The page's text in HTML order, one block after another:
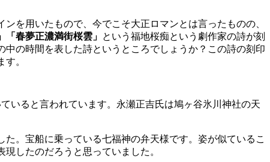
を用いたもので、今でこそ大正ロマンとは言ったものの、
「春夢正濃満街桜雲」 という福地桜痴という劇作家の詩が刻
中の時間を表した詩というところでしょうか？この詩の刻印
。
いると言われています。永瀬正吉氏は鳩ヶ谷氷川神社の天
た。宝船に乗っている七福神の弁天様です。姿が似ているこ
したのだろうと思っていました。